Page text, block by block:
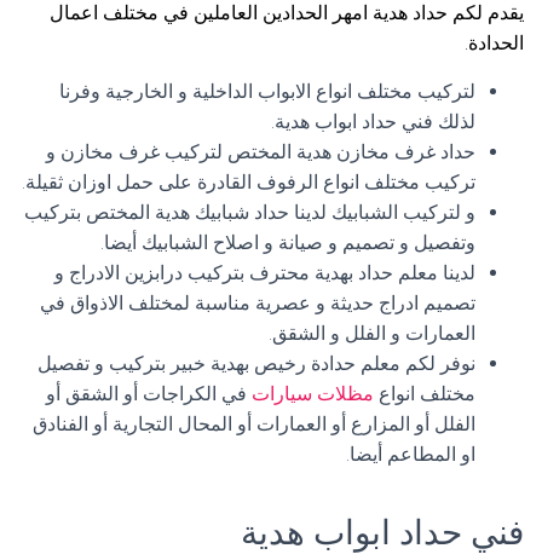
يقدم لكم حداد هدية امهر الحدادين العاملين في مختلف اعمال
الحدادة.
لتركيب مختلف انواع الابواب الداخلية و الخارجية وفرنا
لذلك فني حداد ابواب هدية.
حداد غرف مخازن هدية المختص لتركيب غرف مخازن و
تركيب مختلف انواع الرفوف القادرة على حمل اوزان ثقيلة.
و لتركيب الشبابيك لدينا حداد شبابيك هدية المختص بتركيب
وتفصيل و تصميم و صيانة و اصلاح الشبابيك أيضا.
لدينا معلم حداد بهدية محترف بتركيب درابزين الادراج و
تصميم ادراج حديثة و عصرية مناسبة لمختلف الاذواق في
العمارات و الفلل و الشقق.
نوفر لكم معلم حدادة رخيص بهدية خبير بتركيب و تفصيل
مختلف انواع مظلات سيارات في الكراجات أو الشقق أو
الفلل أو المزارع أو العمارات أو المحال التجارية أو الفنادق
او المطاعم أيضا.
فني حداد ابواب هدية